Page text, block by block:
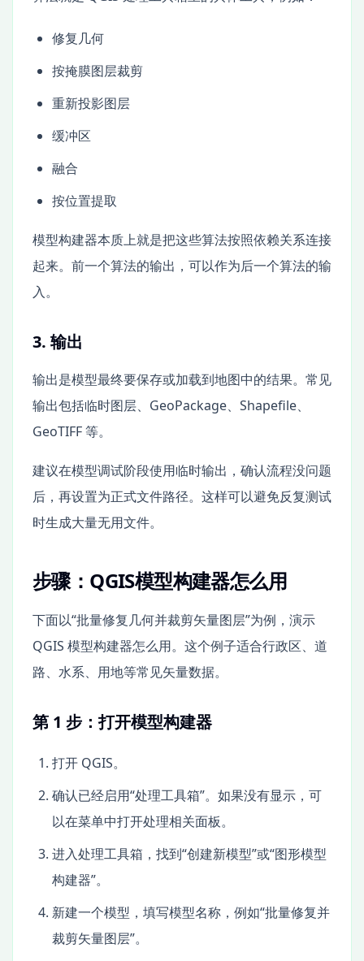
修复几何
按掩膜图层裁剪
重新投影图层
缓冲区
融合
按位置提取
模型构建器本质上就是把这些算法按照依赖关系连接
起来。前一个算法的输出，可以作为后一个算法的输
入。
3. 输出
输出是模型最终要保存或加载到地图中的结果。常见
输出包括临时图层、GeoPackage、Shapefile、
GeoTIFF 等。
建议在模型调试阶段使用临时输出，确认流程没问题
后，再设置为正式文件路径。这样可以避免反复测试
时生成大量无用文件。
步骤：QGIS模型构建器怎么用
下面以“批量修复几何并裁剪矢量图层”为例，演示
QGIS 模型构建器怎么用。这个例子适合行政区、道
路、水系、用地等常见矢量数据。
第 1 步：打开模型构建器
打开 QGIS。
确认已经启用“处理工具箱”。如果没有显示，可
以在菜单中打开处理相关面板。
进入处理工具箱，找到“创建新模型”或“图形模型
构建器”。
新建一个模型，填写模型名称，例如“批量修复并
裁剪矢量图层”。